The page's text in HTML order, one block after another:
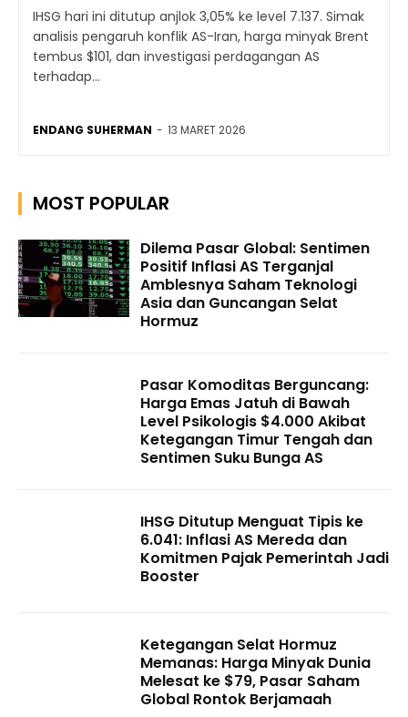
IHSG hari ini ditutup anjlok 3,05% ke level 7.137. Simak
analisis pengaruh konflik AS-Iran, harga minyak Brent
tembus $101, dan investigasi perdagangan AS
terhadap...
ENDANG SUHERMAN - 13 MARET 2026
MOST POPULAR
Dilema Pasar Global: Sentimen
Positif Inflasi AS Terganjal
Amblesnya Saham Teknologi
Asia dan Guncangan Selat
Hormuz
Pasar Komoditas Berguncang:
Harga Emas Jatuh di Bawah
Level Psikologis $4.000 Akibat
Ketegangan Timur Tengah dan
Sentimen Suku Bunga AS
IHSG Ditutup Menguat Tipis ke
6.041: Inflasi AS Mereda dan
Komitmen Pajak Pemerintah Jadi
Booster
Ketegangan Selat Hormuz
Memanas: Harga Minyak Dunia
Melesat ke $79, Pasar Saham
Global Rontok Berjamaah